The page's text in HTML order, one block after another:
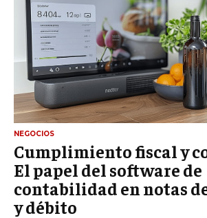
NEGOCIOS
Cumplimiento fiscal y
El papel del software de
contabilidad en notas
y débito